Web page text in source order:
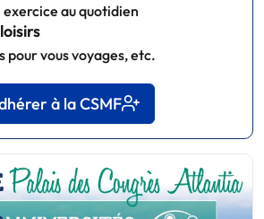
au quotidien
pour vous voyages, etc.
à la CSMF